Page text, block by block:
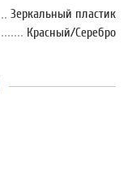
Зеркальный пластик
Красный/Серебро